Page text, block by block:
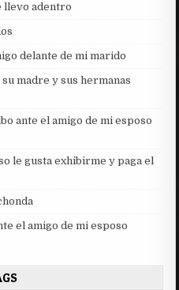
llevo adentro
delante de mi marido
madre y sus hermanas
ante el amigo de mi esposo
le gusta exhibirme y paga el
el amigo de mi esposo